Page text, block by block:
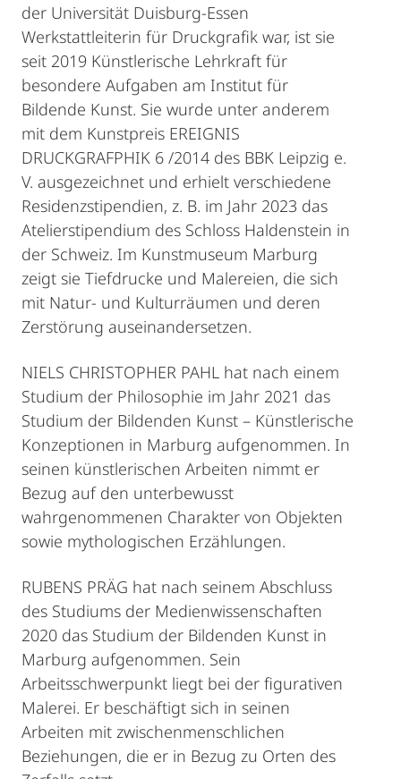
der Universität Duisburg-Essen
Werkstattleiterin für Druckgrafik war, ist sie
seit 2019 Künstlerische Lehrkraft für
besondere Aufgaben am Institut für
Bildende Kunst. Sie wurde unter anderem
mit dem Kunstpreis EREIGNIS
DRUCKGRAFPHIK 6 /2014 des BBK Leipzig e.
V. ausgezeichnet und erhielt verschiedene
Residenzstipendien, z. B. im Jahr 2023 das
Atelierstipendium des Schloss Haldenstein in
der Schweiz. Im Kunstmuseum Marburg
zeigt sie Tiefdrucke und Malereien, die sich
mit Natur- und Kulturräumen und deren
Zerstörung auseinandersetzen.
NIELS CHRISTOPHER PAHL hat nach einem
Studium der Philosophie im Jahr 2021 das
Studium der Bildenden Kunst – Künstlerische
Konzeptionen in Marburg aufgenommen. In
seinen künstlerischen Arbeiten nimmt er
Bezug auf den unterbewusst
wahrgenommenen Charakter von Objekten
sowie mythologischen Erzählungen.
RUBENS PRÄG hat nach seinem Abschluss
des Studiums der Medienwissenschaften
2020 das Studium der Bildenden Kunst in
Marburg aufgenommen. Sein
Arbeitsschwerpunkt liegt bei der figurativen
Malerei. Er beschäftigt sich in seinen
Arbeiten mit zwischenmenschlichen
Beziehungen, die er in Bezug zu Orten des